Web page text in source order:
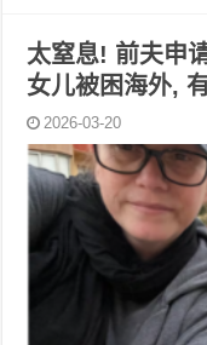
太窒息! 前夫申
女儿被困海外,
2026-03-20